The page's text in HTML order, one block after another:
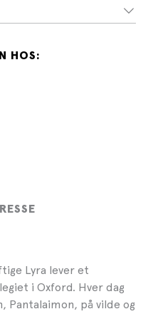
Lyra lever et
i Oxford. Hver dag
Pantalaimon, på vilde og
HOS: